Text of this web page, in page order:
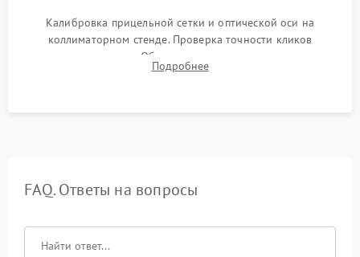
Калибровка прицельной сетки и оптической оси на
коллиматорном стенде. Проверка точности кликов
механизма поправок. Обязательное испытание прицела на
ударном стенде для проверки устойчивости к отдаче и
Подробнее
FAQ. Ответы на вопросы